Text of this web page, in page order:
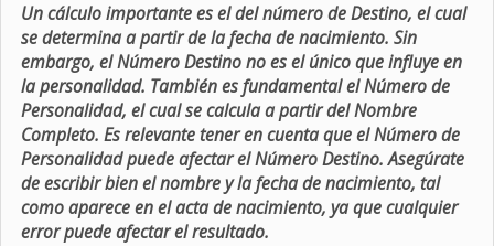
Un cálculo importante es el del número de Destino, el cual
se determina a partir de la fecha de nacimiento. Sin
embargo, el Número Destino no es el único que influye en
la personalidad. También es fundamental el Número de
Personalidad, el cual se calcula a partir del Nombre
Completo. Es relevante tener en cuenta que el Número de
Personalidad puede afectar el Número Destino. Asegúrate
de escribir bien el nombre y la fecha de nacimiento, tal
como aparece en el acta de nacimiento, ya que cualquier
error puede afectar el resultado.